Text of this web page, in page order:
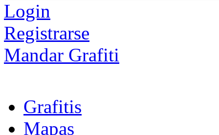
Login
Registrarse
Mandar Grafiti
Grafitis
Mapas